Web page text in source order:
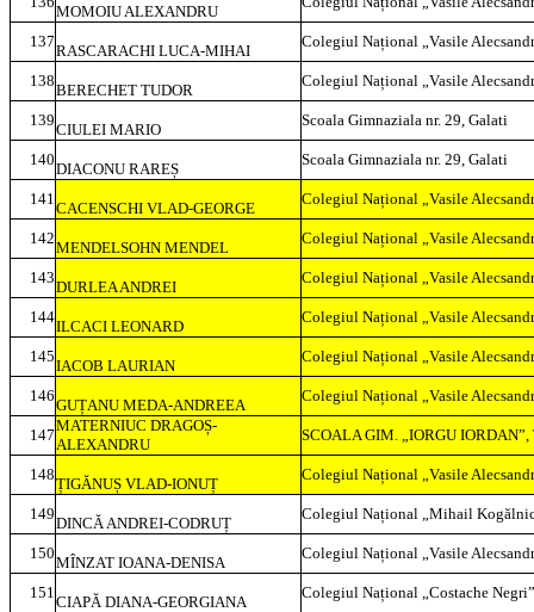
MOMOIU ALEXANDRU
137
RASCARACHI LUCA-MIHAI
Colegiul Național „Vasile
138
BERECHET TUDOR
Colegiul Național „Vasile
139
CIULEI MARIO
Scoala Gimnaziala nr. 29, Galati
140
DIACONU RAREȘ
Scoala Gimnaziala nr. 29, Galati
141
CACENSCHI VLAD-GEORGE
Colegiul Național „Vasile
142
MENDELSOHN MENDEL
Colegiul Național „Vasile
143
DURLEA ANDREI
Colegiul Național „Vasile
144
ILCACI LEONARD
Colegiul Național „Vasile
145
IACOB LAURIAN
Colegiul Național „Vasile
146
GUȚANU MEDA-ANDREEA
Colegiul Național „Vasile
147
MATERNIUC DRAGOȘ-
ALEXANDRU
SCOALA GIM. „IORGU
148
ȚIGĂNUȘ VLAD-IONUȚ
Colegiul Național „Vasile
149
DINCĂ ANDREI-CODRUȚ
Colegiul Național „Mihail
150
MÎNZAT IOANA-DENISA
Colegiul Național „Vasile
151
CIAPĂ DIANA-GEORGIANA
Colegiul Național „Costache